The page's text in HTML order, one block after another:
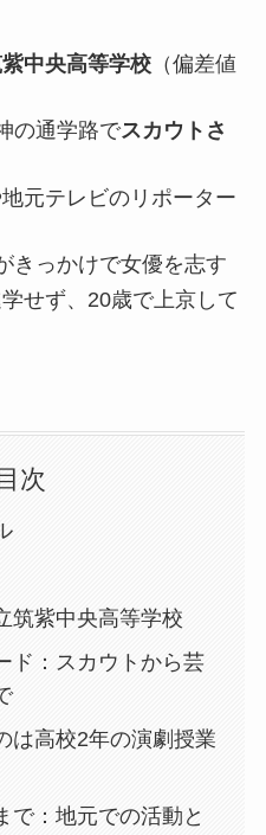
中央高等学校（偏差値
の通学路でスカウトさ
元テレビのリポーター
きっかけで女優を志す
せず、20歳で上京して
目次
筑紫中央高等学校
ド：スカウトから芸
は高校2年の演劇授業
で：地元での活動と